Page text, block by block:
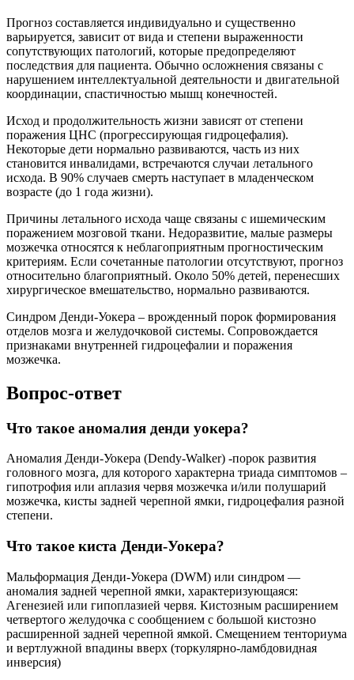
Прогноз составляется индивидуально и существенно
варьируется, зависит от вида и степени выраженности
сопутствующих патологий, которые предопределяют
последствия для пациента. Обычно осложнения связаны с
нарушением интеллектуальной деятельности и двигательной
координации, спастичностью мышц конечностей.
Исход и продолжительность жизни зависят от степени
поражения ЦНС (прогрессирующая гидроцефалия).
Некоторые дети нормально развиваются, часть из них
становится инвалидами, встречаются случаи летального
исхода. В 90% случаев смерть наступает в младенческом
возрасте (до 1 года жизни).
Причины летального исхода чаще связаны с ишемическим
поражением мозговой ткани. Недоразвитие, малые размеры
мозжечка относятся к неблагоприятным прогностическим
критериям. Если сочетанные патологии отсутствуют, прогноз
относительно благоприятный. Около 50% детей, перенесших
хирургическое вмешательство, нормально развиваются.
Синдром Денди-Уокера – врожденный порок формирования
отделов мозга и желудочковой системы. Сопровождается
признаками внутренней гидроцефалии и поражения
мозжечка.
Вопрос-ответ
Что такое аномалия денди уокера?
Аномалия Денди-Уокера (Dendy-Walker) -порок развития
головного мозга, для которого характерна триада симптомов –
гипотрофия или аплазия червя мозжечка и/или полушарий
мозжечка, кисты задней черепной ямки, гидроцефалия разной
степени.
Что такое киста Денди-Уокера?
Мальформация Денди-Уокера (DWM) или синдром —
аномалия задней черепной ямки, характеризующаяся:
Агенезией или гипоплазией червя. Кистозным расширением
четвертого желудочка с сообщением с большой кистозно
расширенной задней черепной ямкой. Смещением тенториума
и вертлужной впадины вверх (торкулярно-ламбдовидная
инверсия)